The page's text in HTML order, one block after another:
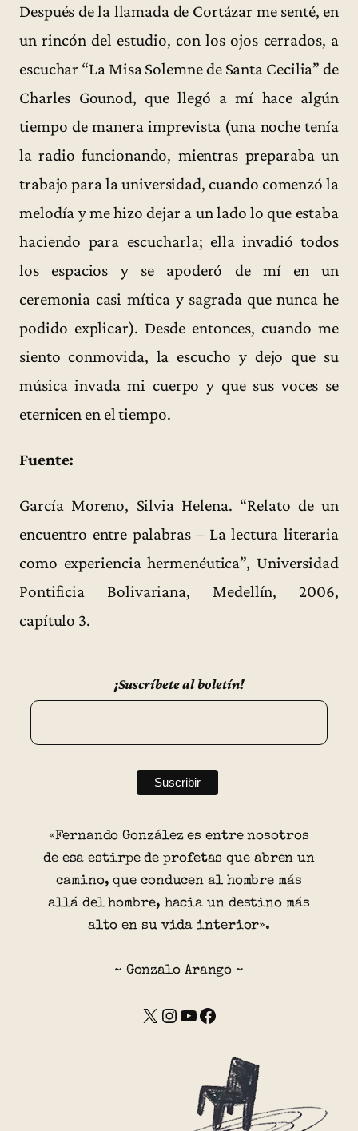
Después de la llamada de Cortázar me senté, en
un rincón del estudio, con los ojos cerrados, a
escuchar “La Misa Solemne de Santa Cecilia” de
Charles Gounod, que llegó a mí hace algún
tiempo de manera imprevista (una noche tenía
la radio funcionando, mientras preparaba un
trabajo para la universidad, cuando comenzó la
melodía y me hizo dejar a un lado lo que estaba
haciendo para escucharla; ella invadió todos
los espacios y se apoderó de mí en un
ceremonia casi mítica y sagrada que nunca he
podido explicar). Desde entonces, cuando me
siento conmovida, la escucho y dejo que su
música invada mi cuerpo y que sus voces se
eternicen en el tiempo.
Fuente:
García Moreno, Silvia Helena. “Relato de un
encuentro entre palabras – La lectura literaria
como experiencia hermenéutica”, Universidad
Pontificia Bolivariana, Medellín, 2006,
capítulo 3.
¡Suscríbete al boletín!
«Fernando González es entre nosotros
de esa estirpe de profetas que abren un
camino, que conducen al hombre más
allá del hombre, hacia un destino más
alto en su vida interior».
~ Gonzalo Arango ~
X Instagram YouTube Facebook